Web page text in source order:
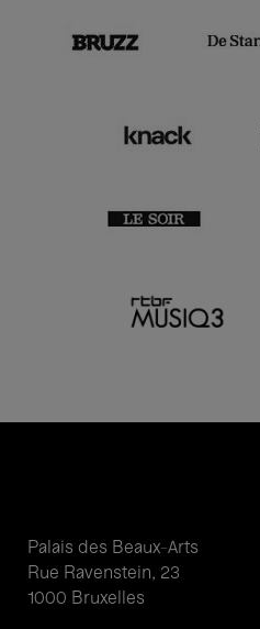
Palais des Beaux-Arts
Rue Ravenstein, 23
1000 Bruxelles